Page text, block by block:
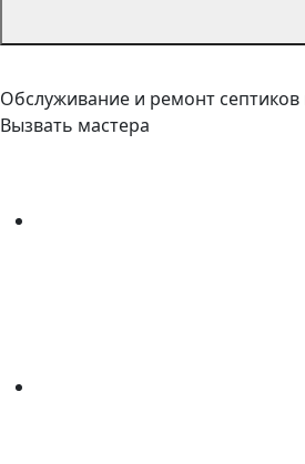
Обслуживание и ремонт септиков
Вызвать мастера